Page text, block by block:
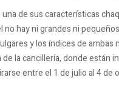
una de sus características
no hay ni grandes ni
y los índices de
la cancillería, donde están
entre el 1 de julio al 4 de